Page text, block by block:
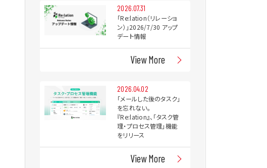
2026.07.31
「Re:lation（リレーショ
ン）」2026/7/30 アップ
デート情報
View More
2026.04.02
「メールした後のタスク」
を忘れない。
『Re:lation』、「タスク管
理・プロセス管理」機能
をリリース
View More